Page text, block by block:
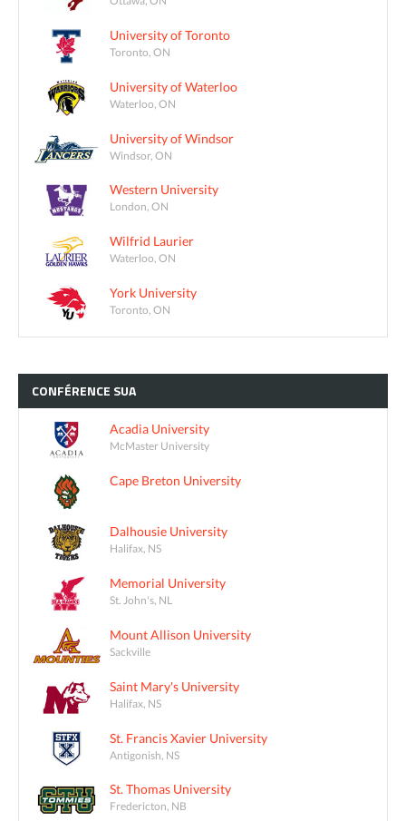
University of Toronto
Toronto, ON
University of Waterloo
Waterloo, ON
University of Windsor
Windsor, ON
Western University
London, ON
Wilfrid Laurier
Waterloo, ON
York University
Toronto, ON
CONFÉRENCE SUA
Acadia University
McMaster University
Cape Breton University
Dalhousie University
Halifax, NS
Memorial University
St. John's, NL
Mount Allison University
Sackville
Saint Mary's University
Halifax, NS
St. Francis Xavier University
Antigonish, NS
St. Thomas University
Fredericton, NB